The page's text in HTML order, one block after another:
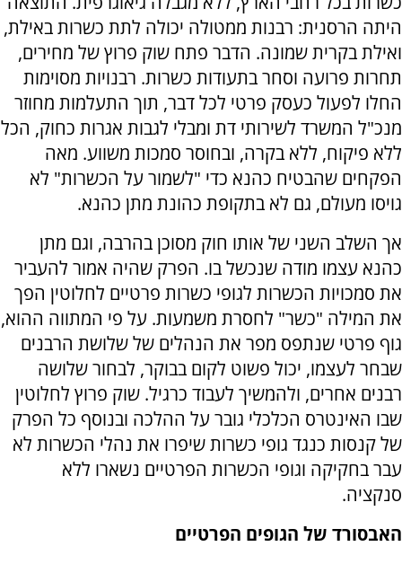
היתה הרסנית: רבנות ממטולה יכולה לתת כשרות באילת,
ואילת בקרית שמונה. הדבר פתח שוק פרוץ של מחירים,
תחרות פרועה וסחר בתעודות כשרות. רבנויות מסוימות
החלו לפעול כעסק פרטי לכל דבר, תוך התעלמות מחוזר
מנכ"ל המשרד לשירותי דת ומבלי לגבות אגרות כחוק, הכל
ללא פיקוח, ללא בקרה, ובחוסר סמכות משווע. מאה
הפקחים שהבטיח כהנא כדי "לשמור על הכשרות" לא
גויסו מעולם, גם לא בתקופת כהונת מתן כהנא.
אך השלב השני של אותו חוק מסוכן בהרבה, וגם מתן
כהנא עצמו מודה שנכשל בו. הפרק שהיה אמור להעביר
את סמכויות הכשרות לגופי כשרות פרטיים לחלוטין הפך
את המילה "כשר" לחסרת משמעות. על פי המתווה ההוא,
גוף פרטי שנתפס מפר את הנהלים של שלושת הרבנים
שבחר לעצמו, יכול פשוט לקום בבוקר, לבחור שלושה
רבנים אחרים, ולהמשיך לעבוד כרגיל. שוק פרוץ לחלוטין
שבו האינטרס הכלכלי גובר על ההלכה ובנוסף כל הפרק
של קנסות כנגד גופי כשרות שיפרו את נהלי הכשרות לא
עבר בחקיקה וגופי הכשרות הפרטיים נשארו ללא
סנקציה.
האבסורד של הגופים הפרטיים